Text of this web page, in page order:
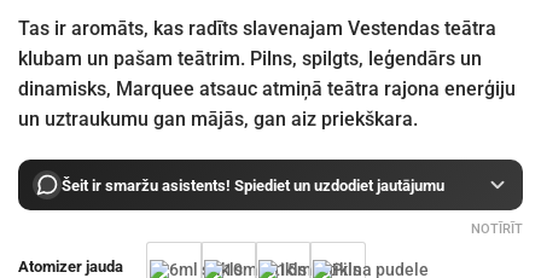
Tas ir aromāts, kas radīts slavenajam Vestendas teātra
klubam un pašam teātrim. Pilns, spilgts, leģendārs un
dinamisks, Marquee atsauc atmiņā teātra rajona enerģiju
un uztraukumu gan mājās, gan aiz priekškara.
Šeit ir smaržu asistents! Spiediet un uzdodiet jautājumu
Atomizer jauda
NOTĪRĪT